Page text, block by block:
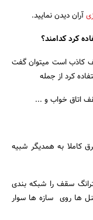
آران دیدن نمایید.
کرد کدامند؟
کاذب است میتوان گفت
کرد از جمله
اتاق خواب و ...
کاملا به همدیگر شبیه
سقف را شبکه بندی
ها روی سازه ها سوار